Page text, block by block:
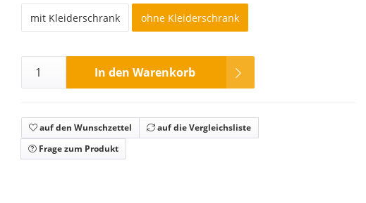
mit Kleiderschrank
ohne Kleiderschrank
In den Warenkorb
auf den Wunschzettel
auf die Vergleichsliste
Frage zum Produkt
1.199,99 €*